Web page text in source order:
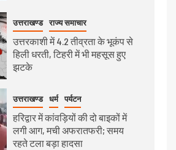
उत्तराखण्ड राज्य समाचार
उत्तरकाशी में 4.2 तीव्रता के भूकंप से
हिली धरती, टिहरी में भी महसूस हुए
झटके
उत्तराखण्ड धर्म पर्यटन
हरिद्वार में कांवड़ियों की दो बाइकों में
लगी आग, मची अफरातफरी; समय
रहते टला बड़ा हादसा